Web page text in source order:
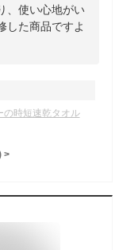
、使い心地がい
した商品ですよ
の時短速乾タオル
>